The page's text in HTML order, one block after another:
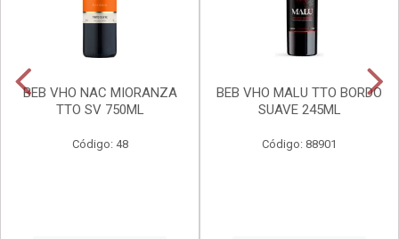
BEB VHO NAC MIORANZA
TTO SV 750ML
Código: 48
BEB VHO MALU TTO BORDO
SUAVE 245ML
Código: 88901